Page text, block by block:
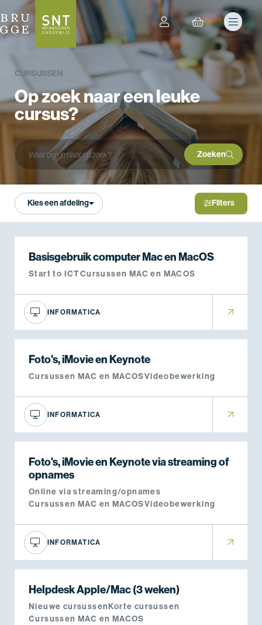
CURSUSSEN
Op zoek naar een leuke
cursus?
Zoeken
Zoeken
Kies een afdeling Filters
Basisgebruik computer Mac en MacOS
Start to ICTCursussen MAC en MACOS
INFORMATICA
Foto's, iMovie en Keynote
Cursussen MAC en MACOSVideobewerking
INFORMATICA
Foto's, iMovie en Keynote via streaming of
opnames
Online via streaming/opnames
Cursussen MAC en MACOSVideobewerking
INFORMATICA
Helpdesk Apple/Mac (3 weken)
Nieuwe cursussenKorte cursussen
Cursussen MAC en MACOS